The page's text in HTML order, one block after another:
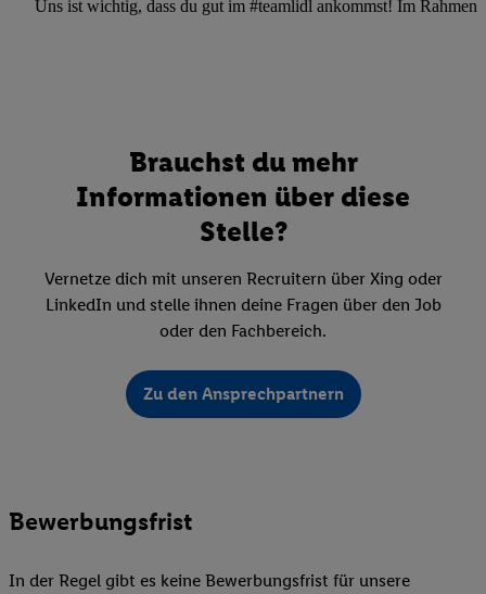
Uns ist wichtig, dass du gut im #teamlidl ankommst! Im Rahmen
Brauchst du mehr
Informationen über diese
Stelle?
Vernetze dich mit unseren Recruitern über Xing oder
LinkedIn und stelle ihnen deine Fragen über den Job
oder den Fachbereich.
Zu den Ansprechpartnern
Bewerbungsfrist
In der Regel gibt es keine Bewerbungsfrist für unsere